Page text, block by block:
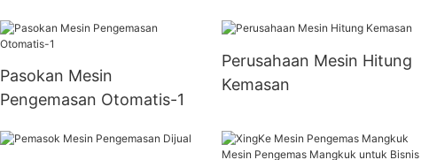
Pasokan Mesin
Pengemasan Otomatis-1
Perusahaan Mesin Hitung
Kemasan